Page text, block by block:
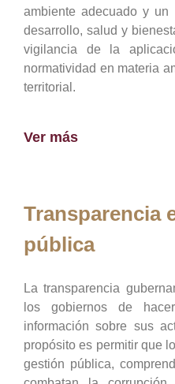
ambiente adecuado y un
desarrollo, salud y
vigilancia de la
normatividad en materia
territorial.
Ver más
Transparencia
pública
La transparencia
los gobiernos de
información sobre sus
propósito es permitir que
gestión pública,